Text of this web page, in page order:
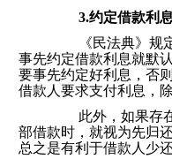
3.约定借款利息
《民法典》规定
事先约定借款利息就默
要事先约定好利息，否
借款人要求支付利息，
此外，如果存在
部借款时，就视为先归
总之是有利于借款人少